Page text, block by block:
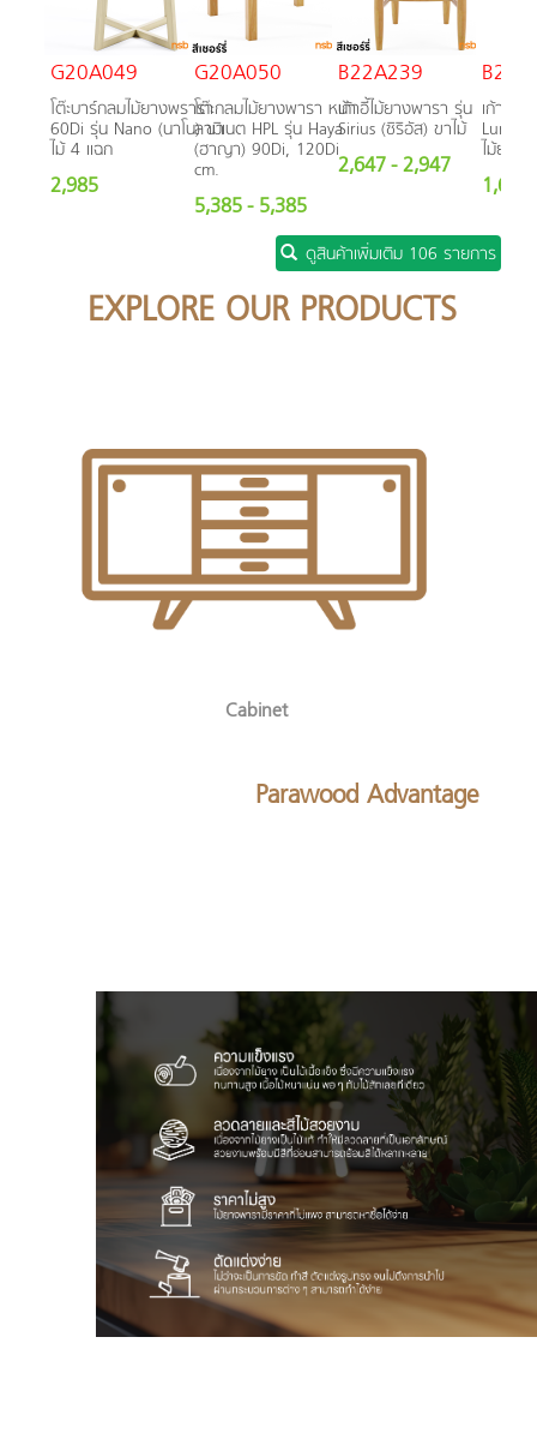
G20A049
โต๊ะบาร์กลมไม้ยางพรารา
60Di รุ่น Nano (นาโน) ขา
ไม้ 4 แฉก
2,985
G20A050
โต๊ะกลมไม้ยางพารา หน้า
ลามิเนต HPL รุ่น Haya
(ฮาญา) 90Di, 120Di
cm.
5,385- 5,385
B22A239
เก้าอี้ไม้ยางพารา รุ่น
Sirius (ซิริอัส) ขาไม้
2,647- 2,947
เก้าอี้ไ
ไม้ยาง
1,620
ดูสินค้าเพิ่มเติม 106 รายการ
EXPLORE OUR PRODUCTS
Cabinet
Parawood Advantage